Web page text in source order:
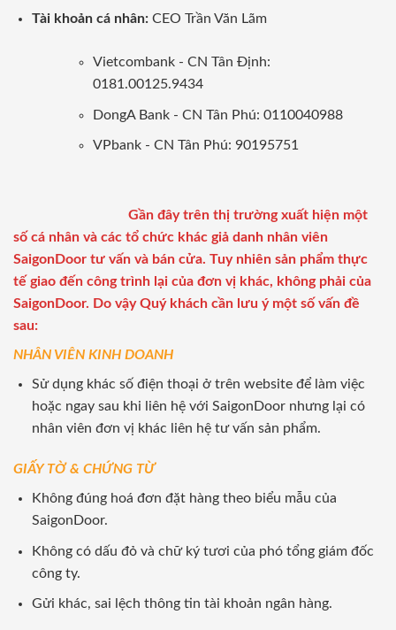
Tài khoản cá nhân: CEO Trần Văn Lãm
Vietcombank - CN Tân Định:
0181.00125.9434
DongA Bank - CN Tân Phú: 0110040988
VPbank - CN Tân Phú: 90195751
Gần đây trên thị trường xuất hiện một
số cá nhân và các tổ chức khác giả danh nhân viên
SaigonDoor tư vấn và bán cửa. Tuy nhiên sản phẩm thực
tế giao đến công trình lại của đơn vị khác, không phải của
SaigonDoor. Do vậy Quý khách cần lưu ý một số vấn đề
sau:
NHÂN VIÊN KINH DOANH
Sử dụng khác số điện thoại ở trên website để làm việc
hoặc ngay sau khi liên hệ với SaigonDoor nhưng lại có
nhân viên đơn vị khác liên hệ tư vấn sản phẩm.
GIẤY TỜ & CHỨNG TỪ
Không đúng hoá đơn đặt hàng theo biểu mẫu của
SaigonDoor.
Không có dấu đỏ và chữ ký tươi của phó tổng giám đốc
công ty.
Gửi khác, sai lệch thông tin tài khoản ngân hàng.